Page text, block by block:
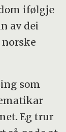
ifølgje
av dei
norske
som
Eg trur